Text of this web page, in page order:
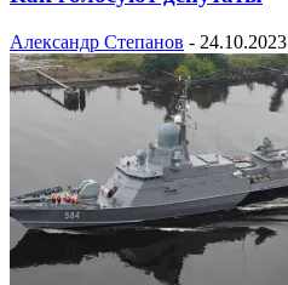
Александр Степанов - 24.10.2023